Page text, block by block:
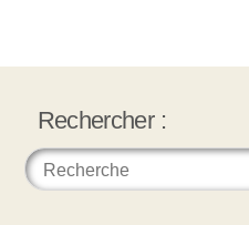
Rechercher :